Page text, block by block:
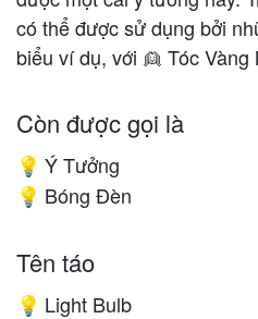
có thể được sử dụng bởi
biểu ví dụ, với 👱 Tóc Vàng
Còn được gọi là
💡 Ý Tưởng
💡 Bóng Đèn
Tên táo
💡 Light Bulb